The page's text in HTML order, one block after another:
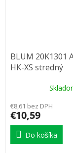
BLUM 20K1301
HK-XS stredný
€8,61 bez DPH
€10,59
Do košíka